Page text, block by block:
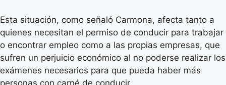
Esta situación, como señaló Carmona, afecta tanto a
quienes necesitan el permiso de conducir para trabajar
o encontrar empleo como a las propias empresas, que
sufren un perjuicio económico al no poderse realizar los
exámenes necesarios para que pueda haber más
personas con carné de conducir.